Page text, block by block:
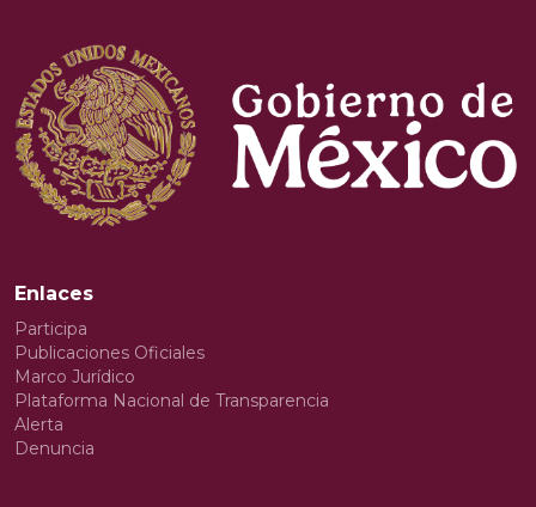
Enlaces
Participa
Publicaciones Oficiales
Marco Jurídico
Plataforma Nacional de Transparencia
Alerta
Denuncia